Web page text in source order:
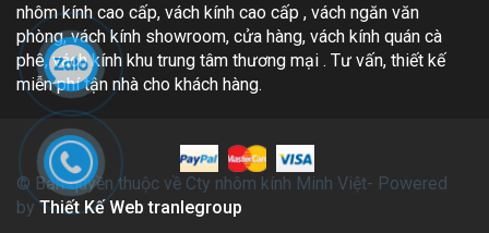
nhôm kính cao cấp, vách kính cao cấp , vách ngăn văn
phòng, vách kính showroom, cửa hàng, vách kính quán cà
phê, vách kính khu trung tâm thương mại . Tư vấn, thiết kế
miễn phí tận nhà cho khách hàng.
© Bản quyền thuộc về Cty nhôm kính Minh Việt- Powered
byThiết Kế Web tranlegroup